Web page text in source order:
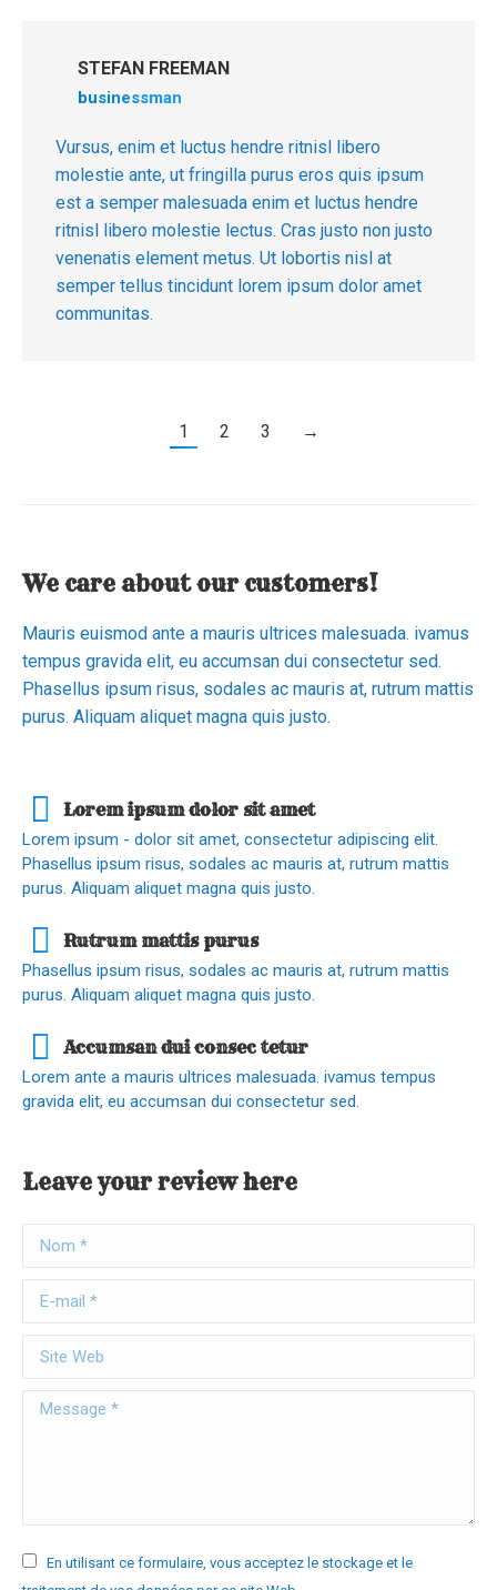
STEFAN FREEMAN
businessman
Vursus, enim et luctus hendre ritnisl libero
molestie ante, ut fringilla purus eros quis ipsum
est a semper malesuada enim et luctus hendre
ritnisl libero molestie lectus. Cras justo non justo
venenatis element metus. Ut lobortis nisl at
semper tellus tincidunt lorem ipsum dolor amet
communitas.
1 2 3 →
We care about our customers!
Mauris euismod ante a mauris ultrices malesuada. ivamus
tempus gravida elit, eu accumsan dui consectetur sed.
Phasellus ipsum risus, sodales ac mauris at, rutrum mattis
purus. Aliquam aliquet magna quis justo.
Lorem ipsum dolor sit amet
Lorem ipsum - dolor sit amet, consectetur adipiscing elit.
Phasellus ipsum risus, sodales ac mauris at, rutrum mattis
purus. Aliquam aliquet magna quis justo.
Rutrum mattis purus
Phasellus ipsum risus, sodales ac mauris at, rutrum mattis
purus. Aliquam aliquet magna quis justo.
Accumsan dui consec tetur
Lorem ante a mauris ultrices malesuada. ivamus tempus
gravida elit, eu accumsan dui consectetur sed.
Leave your review here
Nom *
E-mail *
Site Web
Message *
En utilisant ce formulaire, vous acceptez le stockage et le